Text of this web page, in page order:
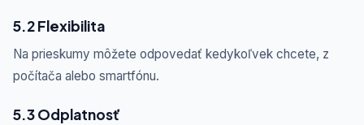
5.2 Flexibilita
Na prieskumy môžete odpovedať kedykoľvek chcete, z
počítača alebo smartfónu.
5.3 Odplatnosť